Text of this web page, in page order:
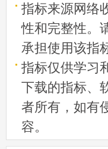
指标来源网络
性和完整性。
承担使用该指
指标仅供学习
下载的指标、
者所有，如有
容。